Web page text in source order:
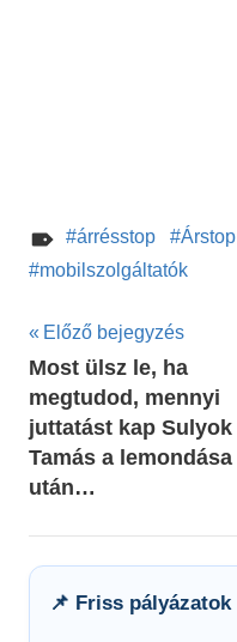
árrésstop Árstop
mobilszolgáltatók
Bejegyzés
navigáció
Előző bejegyzés
Most ülsz le, ha
megtudod, mennyi
juttatást kap Sulyok
Tamás a lemondása
után…
📌 Friss pályázatok